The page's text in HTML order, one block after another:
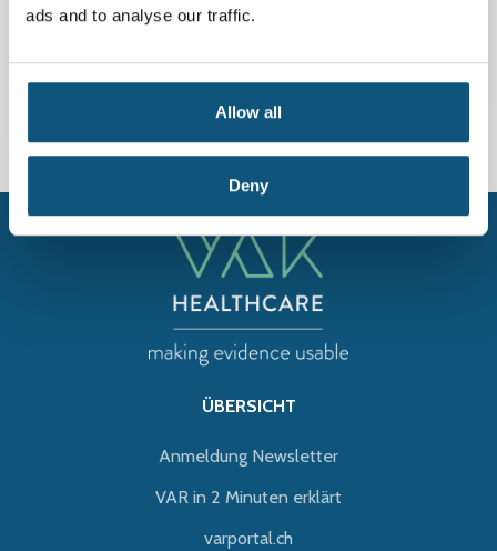
ads and to analyse our traffic.
Allow all
Deny
VAR User Forum 2026
ÜBERSICHT
Anmeldung Newsletter
VAR in 2 Minuten erklärt
varportal.ch